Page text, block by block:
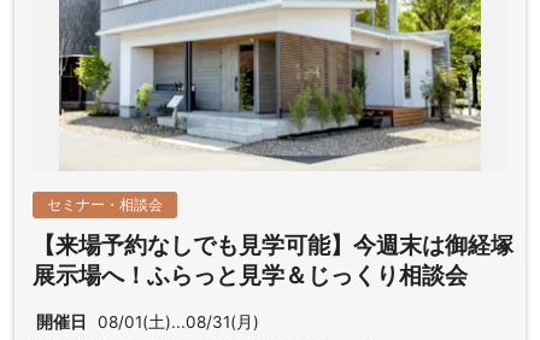
セミナー・相談会
【来場予約なしでも見学可能】今週末は御経塚
展示場へ！ふらっと見学＆じっくり相談会
開催日
08/01(土)...08/31(月)